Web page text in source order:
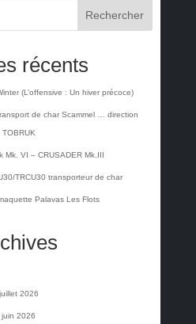
Rechercher
récents
(L’offensive : Un hiver précoce)
de char Scammel … direction
TOBRUK
Mk. VI – CRUSADER Mk.III
TRCU30 transporteur de char
Palavas Les Flots
juillet 2026
juin 2026